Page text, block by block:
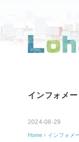
インフォメ
2024-08-29
Home › インフォメ